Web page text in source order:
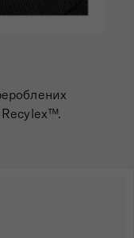
Recylex™.